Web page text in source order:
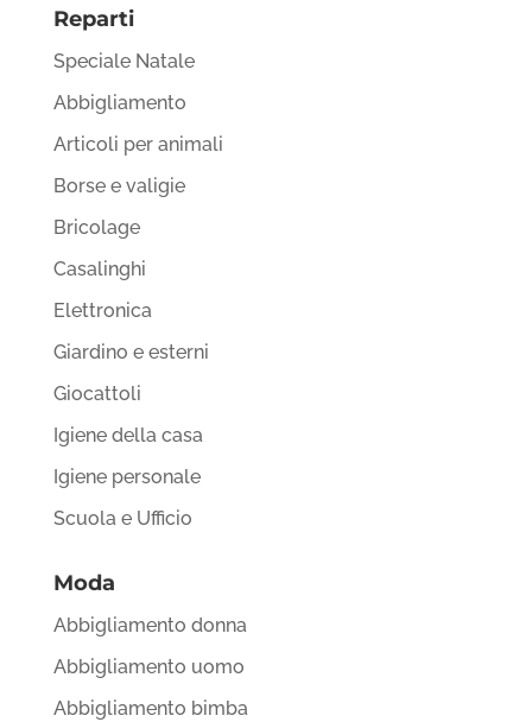
Reparti
Speciale Natale
Abbigliamento
Articoli per animali
Borse e valigie
Bricolage
Casalinghi
Elettronica
Giardino e esterni
Giocattoli
Igiene della casa
Igiene personale
Scuola e Ufficio
Moda
Abbigliamento donna
Abbigliamento uomo
Abbigliamento bimba